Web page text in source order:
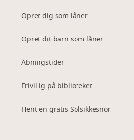
Opret dig som låner
Opret dit barn som låner
Åbningstider
Frivillig på biblioteket
Hent en gratis Solsikkesnor